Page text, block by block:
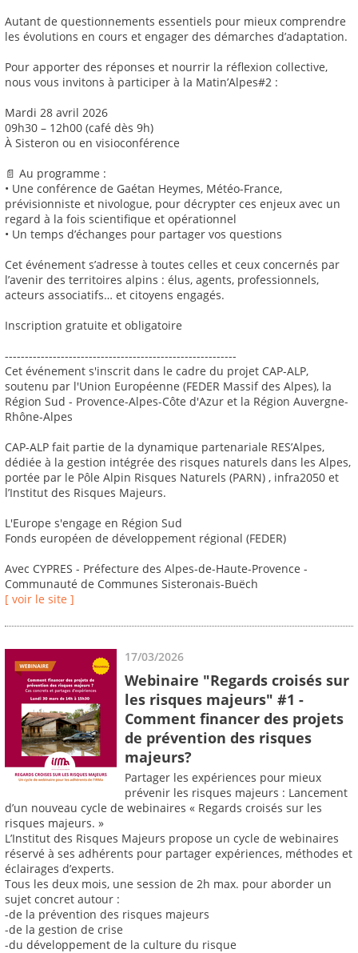
Autant de questionnements essentiels pour mieux comprendre
les évolutions en cours et engager des démarches d’adaptation.
Pour apporter des réponses et nourrir la réflexion collective,
nous vous invitons à participer à la Matin’Alpes#2 :
Mardi 28 avril 2026
09h30 – 12h00 (café dès 9h)
À Sisteron ou en visioconférence
📄 Au programme :
• Une conférence de Gaétan Heymes, Météo-France,
prévisionniste et nivologue, pour décrypter ces enjeux avec un
regard à la fois scientifique et opérationnel
• Un temps d’échanges pour partager vos questions
Cet événement s’adresse à toutes celles et ceux concernés par
l’avenir des territoires alpins : élus, agents, professionnels,
acteurs associatifs… et citoyens engagés.
Inscription gratuite et obligatoire
----------------------------------------------------------
Cet événement s'inscrit dans le cadre du projet CAP-ALP,
soutenu par l'Union Européenne (FEDER Massif des Alpes), la
Région Sud - Provence-Alpes-Côte d'Azur et la Région Auvergne-
Rhône-Alpes
CAP-ALP fait partie de la dynamique partenariale RES’Alpes,
dédiée à la gestion intégrée des risques naturels dans les Alpes,
portée par le Pôle Alpin Risques Naturels (PARN) , infra2050 et
l’Institut des Risques Majeurs.
L'Europe s'engage en Région Sud
Fonds européen de développement régional (FEDER)
Avec CYPRES - Préfecture des Alpes-de-Haute-Provence -
Communauté de Communes Sisteronais-Buëch
[ voir le site ]
17/03/2026
Webinaire "Regards croisés sur
les risques majeurs" #1 -
Comment financer des projets
de prévention des risques
majeurs?
Partager les expériences pour mieux
prévenir les risques majeurs : Lancement
d’un nouveau cycle de webinaires « Regards croisés sur les
risques majeurs. »
L’Institut des Risques Majeurs propose un cycle de webinaires
réservé à ses adhérents pour partager expériences, méthodes et
éclairages d’experts.
Tous les deux mois, une session de 2h max. pour aborder un
sujet concret autour :
-de la prévention des risques majeurs
-de la gestion de crise
-du développement de la culture du risque